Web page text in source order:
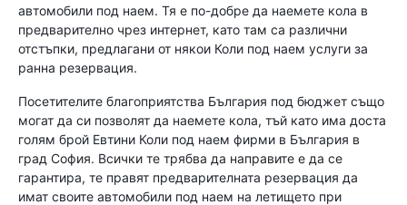
автомобили под наем. Тя е по-добре да наемете кола в
предварително чрез интернет, като там са различни
отстъпки, предлагани от някои Коли под наем услуги за
ранна резервация.
Посетителите благоприятства България под бюджет също
могат да си позволят да наемете кола, тъй като има доста
голям брой Евтини Коли под наем фирми в България в
град София. Всички те трябва да направите е да се
гарантира, те правят предварителната резервация да
имат своите автомобили под наем на летището при